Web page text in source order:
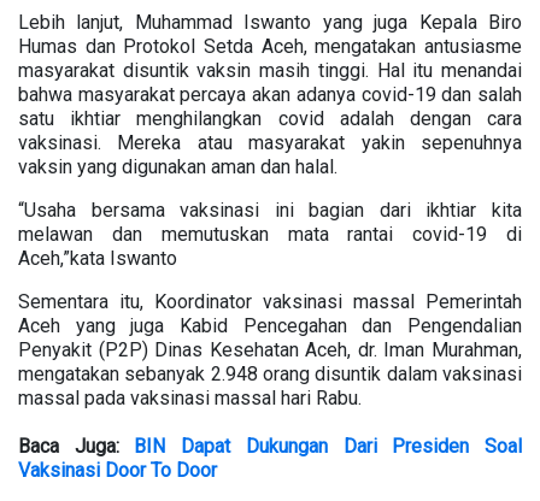
Lebih lanjut, Muhammad Iswanto yang juga Kepala Biro
Humas dan Protokol Setda Aceh, mengatakan antusiasme
masyarakat disuntik vaksin masih tinggi. Hal itu menandai
bahwa masyarakat percaya akan adanya covid-19 dan salah
satu ikhtiar menghilangkan covid adalah dengan cara
vaksinasi. Mereka atau masyarakat yakin sepenuhnya
vaksin yang digunakan aman dan halal.
“Usaha bersama vaksinasi ini bagian dari ikhtiar kita
melawan dan memutuskan mata rantai covid-19 di
Aceh,”kata Iswanto
Sementara itu, Koordinator vaksinasi massal Pemerintah
Aceh yang juga Kabid Pencegahan dan Pengendalian
Penyakit (P2P) Dinas Kesehatan Aceh, dr. Iman Murahman,
mengatakan sebanyak 2.948 orang disuntik dalam vaksinasi
massal pada vaksinasi massal hari Rabu.
Baca Juga: BIN Dapat Dukungan Dari Presiden Soal
Vaksinasi Door To Door